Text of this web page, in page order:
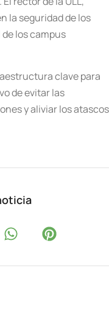
la seguridad de los
los campus
clave para
de evitar las
y aliviar los atascos